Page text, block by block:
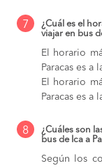
7
¿Cuál es el
viajar en bus
El horario
Paracas es
El horario
Paracas es
8
¿Cuáles son
bus de Ica a
Según los